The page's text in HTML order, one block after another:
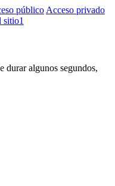
público Acceso privado
sitio1
durar algunos segundos,